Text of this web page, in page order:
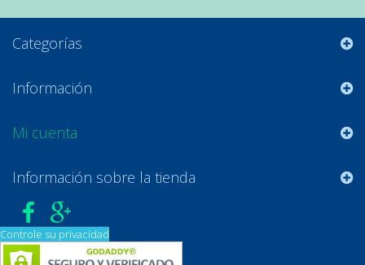
Categorías
Información
Mi cuenta
Información sobre la tienda
Controle su privacidad